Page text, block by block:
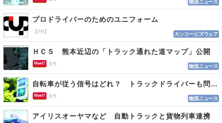
物流ニュース
プロドライバーのためのユニフォーム
【PR】 カンコービズウェア
ＨＣＳ 熊本近辺の「トラック通れた道マップ」公開
New!! 8/5 物流ニュース
自転車が従う信号はどれ？ トラックドライバーも問われる認識
New!! 8/5 物流ニュース
アイリスオーヤマなど 自動トラックと貨物列車連携